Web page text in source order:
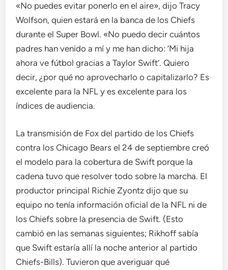
«No puedes evitar ponerlo en el aire», dijo Tracy
Wolfson, quien estará en la banca de los Chiefs
durante el Super Bowl. «No puedo decir cuántos
padres han venido a mí y me han dicho: ‘Mi hija
ahora ve fútbol gracias a Taylor Swift’. Quiero
decir, ¿por qué no aprovecharlo o capitalizarlo? Es
excelente para la NFL y es excelente para los
índices de audiencia.
La transmisión de Fox del partido de los Chiefs
contra los Chicago Bears el 24 de septiembre creó
el modelo para la cobertura de Swift porque la
cadena tuvo que resolver todo sobre la marcha. El
productor principal Richie Zyontz dijo que su
equipo no tenía información oficial de la NFL ni de
los Chiefs sobre la presencia de Swift. (Esto
cambió en las semanas siguientes; Rikhoff sabía
que Swift estaría allí la noche anterior al partido
Chiefs-Bills). Tuvieron que averiguar qué